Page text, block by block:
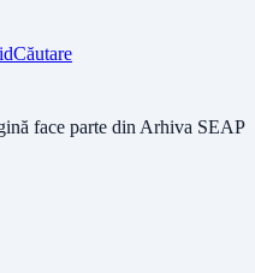
Căutare
face parte din Arhiva SEAP